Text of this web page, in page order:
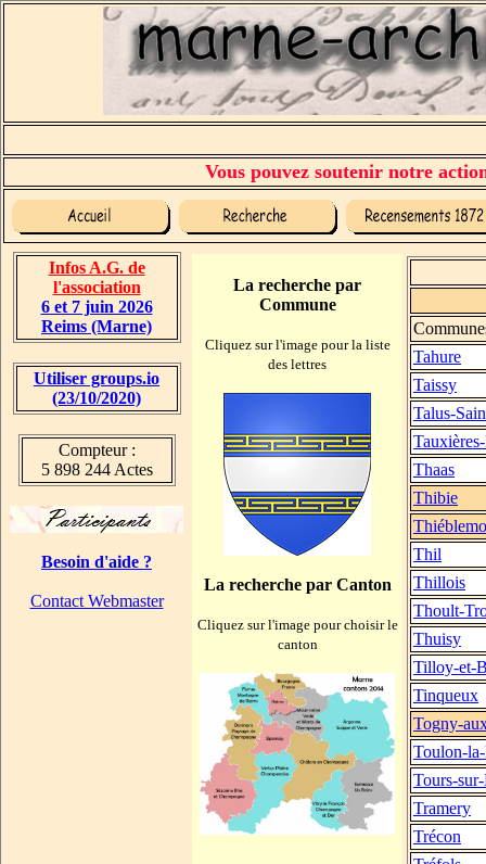
Vous pouvez soutenir notre
Infos A.G. de
l'association
6 et 7 juin 2026
Reims (Marne)
Utiliser groups.io
(23/10/2020)
Compteur :
5 898 244 Actes
Besoin d'aide ?
Contact Webmaster
La recherche par
Commune
Cliquez sur l'image pour la liste
des lettres
La recherche par Canton
Cliquez sur l'image pour choisir le
canton
Tahure
Taissy
Talus-
Thaas
Thibie
Thil
Thillois
Thoult-
Thuisy
Tilloy-et-
Tinqueux
Togny-
Toulon-
Tours-
Tramery
Trécon